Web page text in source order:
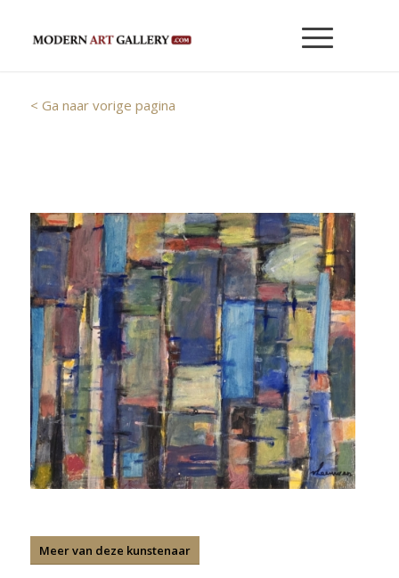
< Ga naar vorige pagina
Meer van deze kunstenaar